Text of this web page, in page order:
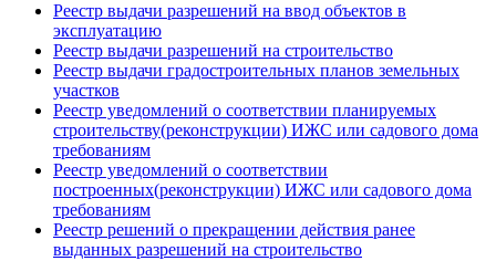
Реестр выдачи разрешений на ввод объектов в
эксплуатацию
Реестр выдачи разрешений на строительство
Реестр выдачи градостроительных планов земельных
участков
Реестр уведомлений о соответствии планируемых
строительству(реконструкции) ИЖС или садового дома
требованиям
Реестр уведомлений о соответствии
построенных(реконструкции) ИЖС или садового дома
требованиям
Реестр решений о прекращении действия ранее
выданных разрешений на строительство